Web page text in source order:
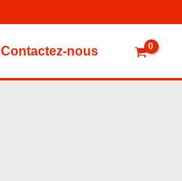
Contactez-nous